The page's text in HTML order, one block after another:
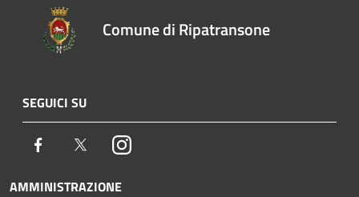
Comune di Ripatransone
SEGUICI SU
Facebook TwitterInstagram
AMMINISTRAZIONE